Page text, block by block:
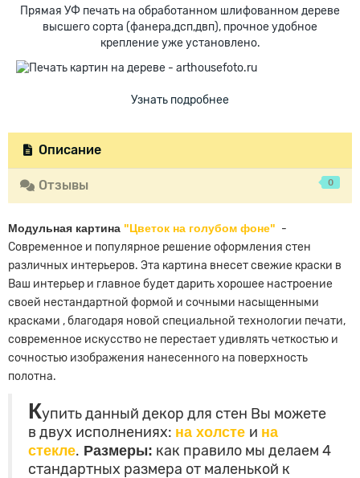
Прямая УФ печать на обработанном шлифованном дереве
высшего сорта (фанера,дсп,двп), прочное удобное
крепление уже установлено.
Узнать подробнее
Описание
Отзывы 0
Модульная картина "Цветок на голубом фоне" -
Современное и популярное решение оформления стен
различных интерьеров. Эта картина внесет свежие краски в
Ваш интерьер и главное будет дарить хорошее настроение
своей нестандартной формой и сочными насыщенными
красками , благодаря новой специальной технологии печати,
современное искусство не перестает удивлять четкостью и
сочностью изображения нанесенного на поверхность
полотна.
Купить данный декор для стен Вы можете
в двух исполнениях: на холсте и на
стекле. Размеры: как правило мы делаем 4
стандартных размера от маленькой к